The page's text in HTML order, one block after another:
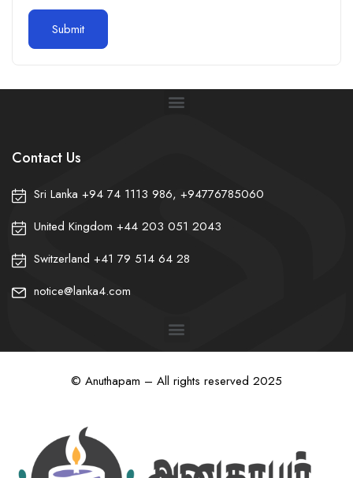
Contact Us
Sri Lanka +94 74 1113 986, +94776785060
United Kingdom +44 203 051 2043
Switzerland +41 79 514 64 28
notice@lanka4.com
© Anuthapam – All rights reserved 2025